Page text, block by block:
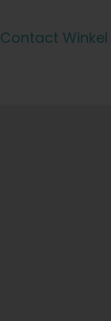
Contact Winkel